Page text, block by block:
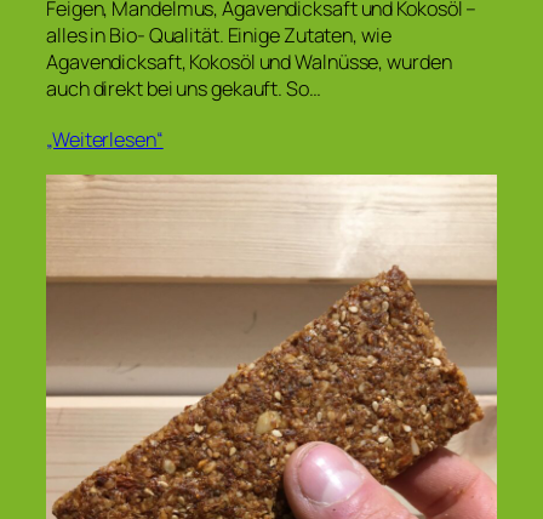
Feigen, Mandelmus, Agavendicksaft und Kokosöl –
alles in Bio- Qualität. Einige Zutaten, wie
Agavendicksaft, Kokosöl und Walnüsse, wurden
auch direkt bei uns gekauft. So…
„Weiterlesen“